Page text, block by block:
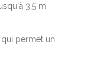
3,5 m
qui permet un